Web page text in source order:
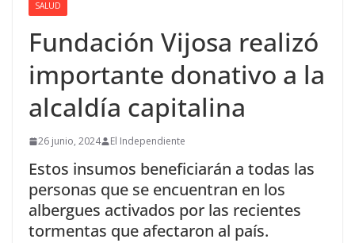
SALUD
Fundación Vijosa realizó
importante donativo a la
alcaldía capitalina
26 junio, 2024 El Independiente
Estos insumos beneficiarán a todas las
personas que se encuentran en los
albergues activados por las recientes
tormentas que afectaron al país.